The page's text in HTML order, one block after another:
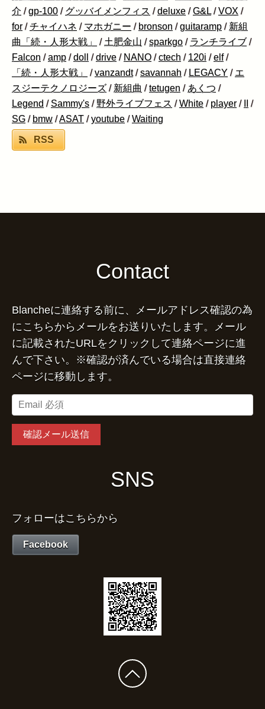
介 /gp-100 / グッバイメンフィス /deluxe /G&L /VOX /
for /チャイハネ / マホガニー / bronson /guitaramp / 新組
曲「続・人形大戦」
/ 土肥金山 /sparkgo / ランチライブ /
Falcon /amp /doll /drive / NANO /ctech / 120i /elf /
「続・人形大戦」
/vanzandt /savannah / LEGACY / エ
スジーテクノロジーズ / 新組曲 /tetugen / あくつ /
Legend /Sammy's / 野外ライブフェス /White / player /
/
SG / bmw /ASAT /youtube /Waiting
RSS
Contact
Blancheに連絡する前に、メールアドレス確認の為
にこちらからメールをお送りいたします。メール
に記載されたURLをクリックして連絡ページに進
んで下さい。※確認が済んでいる場合は直接連絡
ページに移動します。
SNS
フォローはこちらから
Facebook